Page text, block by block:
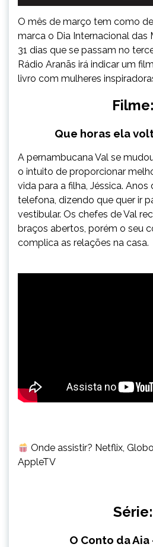
O mês de março tem como
marca o Dia Internacional das
31 dias que se passam no
Rádio Aranãs irá indicar um
livro com mulheres
Filme:
Que horas ela
A pernambucana Val se
o intuito de proporcionar
vida para a filha, Jéssica.
telefona, dizendo que quer ir
vestibular. Os chefes de Val
braços abertos, porém o seu
complica as relações na casa.
Onde assistir? Netflix,
AppleTV
Série:
O Conto da